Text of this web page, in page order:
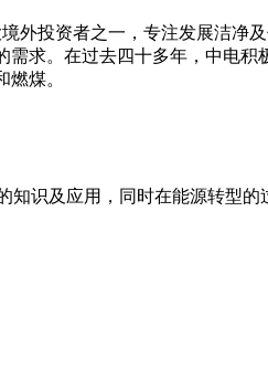
外投资者之一，专注发展洁净
求。在过去四十多年，中电积
煤。
知识及应用，同时在能源转型的